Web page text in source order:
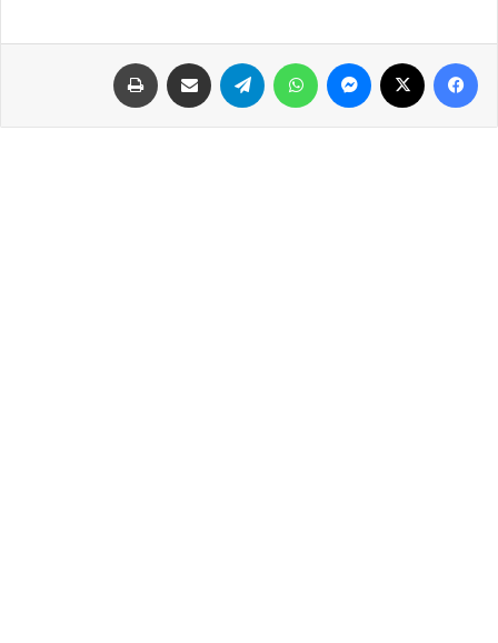
فيسبوك ماسنجر واتساب تيلقرام مشاركة عبر البريد